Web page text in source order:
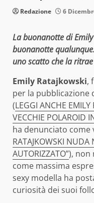
Redazione 6
La buonanotte di
buonanotte
uno scatto che la
Emily Ratajkowski,
per la
(LEGGI ANCHE
VECCHIE POLAROID
ha denunciato come
RATAJKOWSKI NUDA
AUTORIZZATO”), non
come massima
sexy modella ha
curiosità dei suoi